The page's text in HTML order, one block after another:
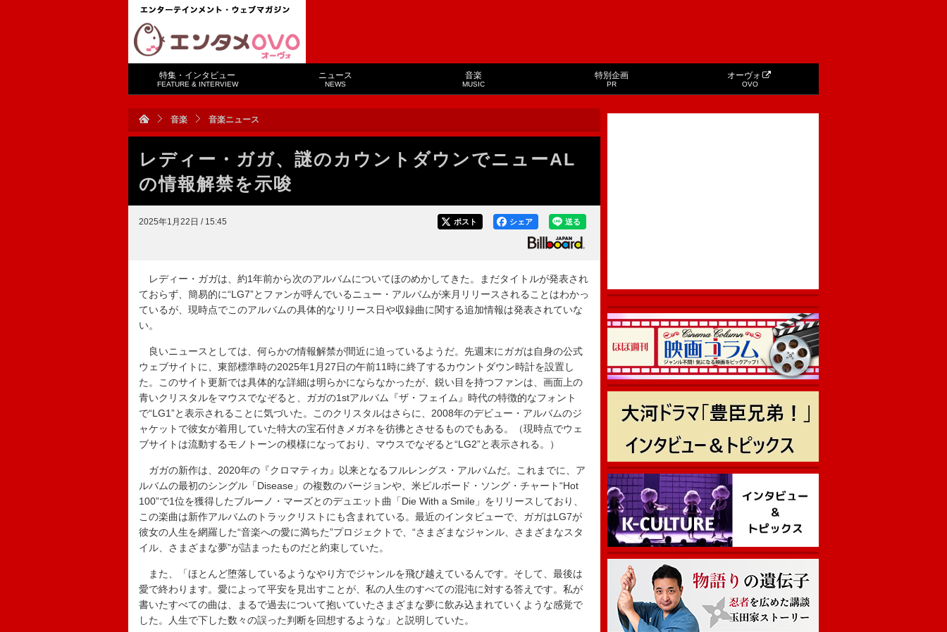
特集・インタビュー
FEATURE & INTERVIEW
ニュース
NEWS
音楽
MUSIC
特別企画
PR
オーヴォ
OVO
音楽 音楽ニュース
レディー・ガガ、謎のカウントダウンでニューAL
の情報解禁を示唆
2025年1月22日 / 15:45 送る
シェア
ポスト
レディー・ガガは、約1年前から次のアルバムについてほのめかしてきた。まだタイトルが発表され
ておらず、簡易的に“LG7”とファンが呼んでいるニュー・アルバムが来月リリースされることはわかっ
ているが、現時点でこのアルバムの具体的なリリース日や収録曲に関する追加情報は発表されていな
い。
良いニュースとしては、何らかの情報解禁が間近に迫っているようだ。先週末にガガは自身の公式
ウェブサイトに、東部標準時の2025年1月27日の午前11時に終了するカウントダウン時計を設置し
た。このサイト更新では具体的な詳細は明らかにならなかったが、鋭い目を持つファンは、画面上の
青いクリスタルをマウスでなぞると、ガガの1stアルバム『ザ・フェイム』時代の特徴的なフォント
で“LG1”と表示されることに気づいた。このクリスタルはさらに、2008年のデビュー・アルバムのジ
ャケットで彼女が着用していた特大の宝石付きメガネを彷彿とさせるものでもある。（現時点でウェ
ブサイトは流動するモノトーンの模様になっており、マウスでなぞると“LG2”と表示される。）
ガガの新作は、2020年の『クロマティカ』以来となるフルレングス・アルバムだ。これまでに、ア
ルバムの最初のシングル「Disease」の複数のバージョンや、米ビルボード・ソング・チャート“Hot
100”で1位を獲得したブルーノ・マーズとのデュエット曲「Die With a Smile」をリリースしており、
この楽曲は新作アルバムのトラックリストにも含まれている。最近のインタビューで、ガガはLG7が
彼女の人生を網羅した“音楽への愛に満ちた”プロジェクトで、“さまざまなジャンル、さまざまなスタ
イル、さまざまな夢”が詰まったものだと約束していた。
また、「ほとんど堕落しているようなやり方でジャンルを飛び越えているんです。そして、最後は
愛で終わります。愛によって平安を見出すことが、私の人生のすべての混沌に対する答えです。私が
書いたすべての曲は、まるで過去について抱いていたさまざまな夢に飲み込まれていくような感覚で
した。人生で下した数々の誤った判断を回想するような」と説明していた。